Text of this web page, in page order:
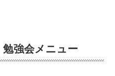
強会メニュー